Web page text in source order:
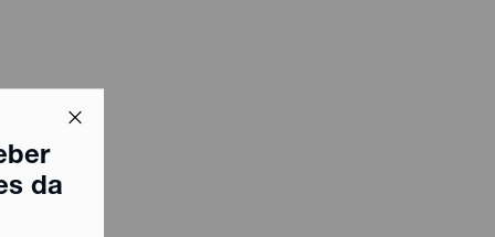
da